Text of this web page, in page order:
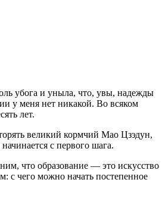
убога и уныла, что, увы, надежды
у меня нет никакой. Во всяком
лет.
великий кормчий Мао Цзэдун,
с первого шага.
что образование — это искусство
с чего можно начать постепенное